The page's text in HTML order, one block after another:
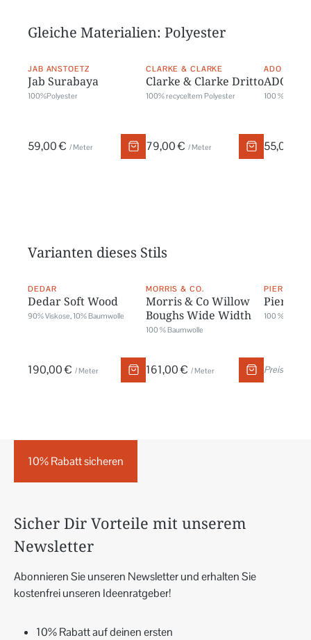
Gleiche Materialien: Polyester
JAB ANSTOETZ
Jab Surabaya
100%Polyester
59,00 € / Meter
CLARKE & CLARKE
Clarke & Clarke Dritto
100% recyceltem Polyester
79,00 € / Meter
ADO
ADO
100 %
55,00 €
Varianten dieses Stils
DEDAR
Dedar Soft Wood
90% Viskose, 10% Baumwolle
190,00 € / Meter
MORRIS & CO.
Morris & Co Willow
Boughs Wide Width
100 % Baumwolle
161,00 € / Meter
PIERRE
Pierre
100 % Leinen
Preis auf
10% Rabatt sicheren
Sicher Dir Vorteile mit unserem
Newsletter
Abonnieren Sie unseren Newsletter und erhalten Sie
kostenfrei unseren Ideenratgeber!
10% Rabatt auf deinen ersten